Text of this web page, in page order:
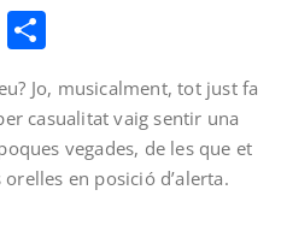
WhatsApp
Jo, musicalment, tot just fa
casualitat vaig sentir una
vegades, de les que et
en posició d’alerta.